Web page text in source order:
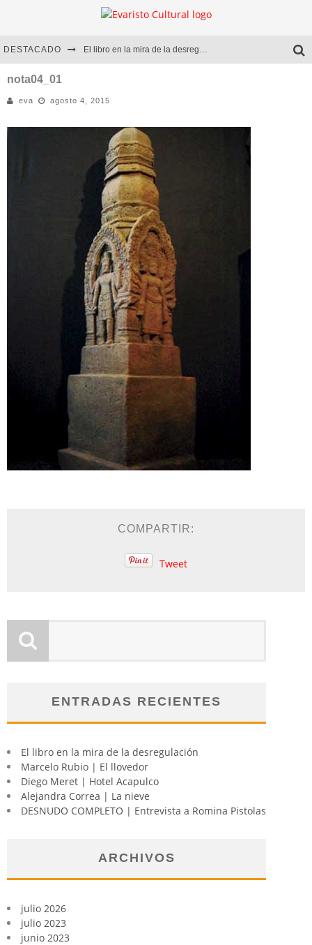
DESTACADO El libro en la mira de la desregulación
Diego Meret | Hotel Acapulco
Alejandra Correa | La nieve
nota04_01
eva agosto 4, 2015
COMPARTIR:
Tweet
ENTRADAS RECIENTES
El libro en la mira de la desregulación
Marcelo Rubio | El llovedor
Diego Meret | Hotel Acapulco
Alejandra Correa | La nieve
DESNUDO COMPLETO | Entrevista a Romina Pistolas
ARCHIVOS
julio 2026
julio 2023
junio 2023